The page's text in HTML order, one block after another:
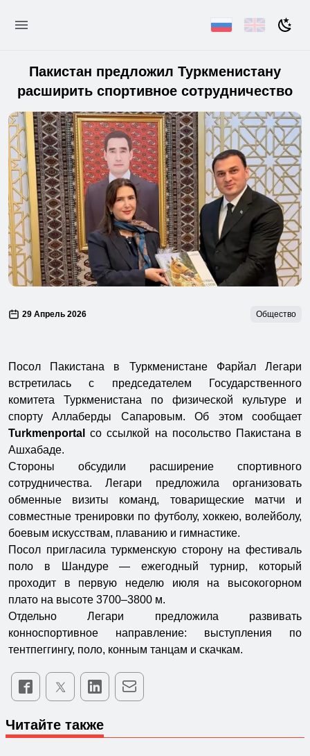
Пакистан предложил Туркменистану
расширить спортивное сотрудничество
29 Апрель 2026 Общество
Посол Пакистана в Туркменистане Фарйал Легари
встретилась с председателем Государственного
комитета Туркменистана по физической культуре и
спорту Аллаберды Сапаровым. Об этом сообщает
Turkmenportal
со ссылкой на посольство Пакистана в
Ашхабаде.
Стороны обсудили расширение спортивного
сотрудничества. Легари предложила организовать
обменные визиты команд, товарищеские матчи и
совместные тренировки по футболу, хоккею, волейболу,
боевым искусствам, плаванию и гимнастике.
Посол пригласила туркменскую сторону на фестиваль
поло в Шандуре — ежегодный турнир, который
проходит в первую неделю июля на высокогорном
плато на высоте 3700–3800 м.
Отдельно Легари предложила развивать
конноспортивное направление: выступления по
тентпеггингу, поло, конным танцам и скачкам.
Читайте также